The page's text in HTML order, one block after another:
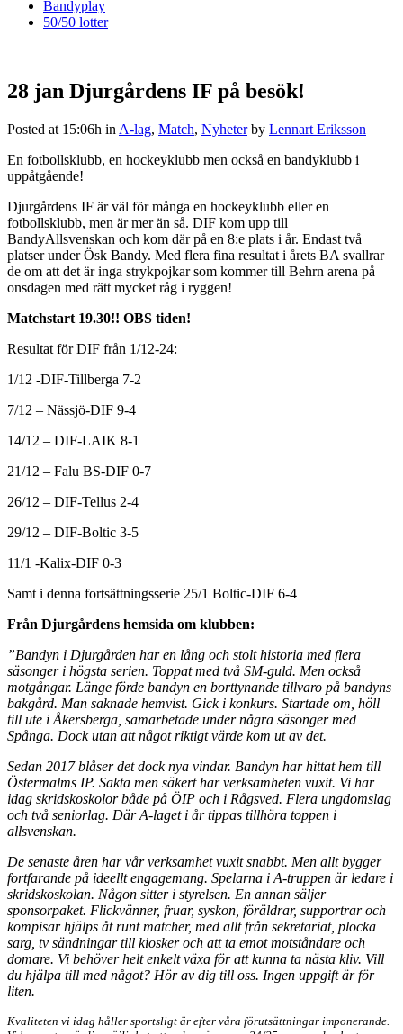
Bandyplay
50/50 lotter
28 jan Djurgårdens IF på besök!
Posted at 15:06h in A-lag, Match, Nyheter by Lennart Eriksson
En fotbollsklubb, en hockeyklubb men också en bandyklubb i
uppåtgående!
Djurgårdens IF är väl för många en hockeyklubb eller en
fotbollsklubb, men är mer än så. DIF kom upp till
BandyAllsvenskan och kom där på en 8:e plats i år. Endast två
platser under Ösk Bandy. Med flera fina resultat i årets BA svallrar
de om att det är inga strykpojkar som kommer till Behrn arena på
onsdagen med rätt mycket råg i ryggen!
Matchstart 19.30!! OBS tiden!
Resultat för DIF från 1/12-24:
1/12 -DIF-Tillberga 7-2
7/12 – Nässjö-DIF 9-4
14/12 – DIF-LAIK 8-1
21/12 – Falu BS-DIF 0-7
26/12 – DIF-Tellus 2-4
29/12 – DIF-Boltic 3-5
11/1 -Kalix-DIF 0-3
Samt i denna fortsättningsserie 25/1 Boltic-DIF 6-4
Från Djurgårdens hemsida om klubben:
”Bandyn i Djurgården har en lång och stolt historia med flera
säsonger i högsta serien. Toppat med två SM-guld. Men också
motgångar. Länge förde bandyn en borttynande tillvaro på bandyns
bakgård. Man saknade hemvist. Gick i konkurs. Startade om, höll
till ute i Åkersberga, samarbetade under några säsonger med
Spånga. Dock utan att något riktigt värde kom ut av det.
Sedan 2017 blåser det dock nya vindar. Bandyn har hittat hem till
Östermalms IP. Sakta men säkert har verksamheten vuxit. Vi har
idag skridskoskolor både på ÖIP och i Rågsved. Flera ungdomslag
och två seniorlag. Där A-laget i år tippas tillhöra toppen i
allsvenskan.
De senaste åren har vår verksamhet vuxit snabbt. Men allt bygger
fortfarande på ideellt engagemang. Spelarna i A-truppen är ledare i
skridskoskolan. Någon sitter i styrelsen. En annan säljer
sponsorpaket. Flickvänner, fruar, syskon, föräldrar, supportrar och
kompisar hjälps åt runt matcher, med allt från sekretariat, plocka
sarg, tv sändningar till kiosker och att ta emot motståndare och
domare. Vi behöver helt enkelt växa för att kunna ta nästa kliv. Vill
du hjälpa till med något? Hör av dig till oss. Ingen uppgift är för
liten.
Kvaliteten vi idag håller sportsligt är efter våra förutsättningar imponerande.